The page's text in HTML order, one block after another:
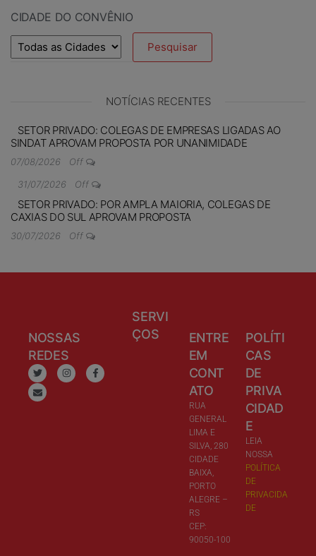
CIDADE DO CONVÊNIO
NOTÍCIAS RECENTES
SETOR PRIVADO: COLEGAS DE EMPRESAS LIGADAS AO
SINDAT APROVAM PROPOSTA POR UNANIMIDADE
07/08/2026
Off
31/07/2026
Off
SETOR PRIVADO: POR AMPLA MAIORIA, COLEGAS DE
CAXIAS DO SUL APROVAM PROPOSTA
30/07/2026 Off
NOSSAS
REDES
SERVI
ÇOS
ENTRE
EM
CONT
ATO
RUA
GENERAL
LIMA E
SILVA, 280
CIDADE
BAIXA,
PORTO
ALEGRE –
RS
CEP:
90050-100
POLÍTI
CAS
DE
PRIVA
CIDAD
E
LEIA
NOSSA
POLÍTICA
DE
PRIVACIDA
DE